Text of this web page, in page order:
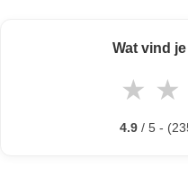
Wat vind
★ ★
4.9 / 5 -